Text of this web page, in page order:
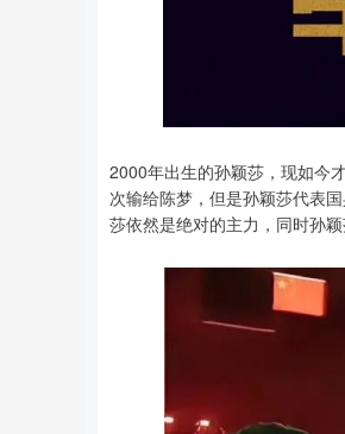
2000年出生的孙颖莎，现如今
次输给陈梦，但是孙颖莎代表
莎依然是绝对的主力，同时孙